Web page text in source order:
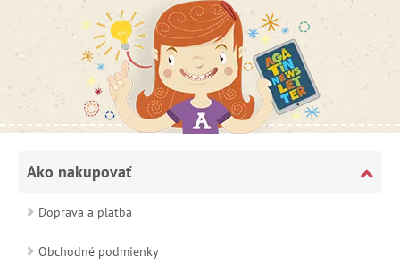
Ako nakupovať
Doprava a platba
Obchodné podmienky